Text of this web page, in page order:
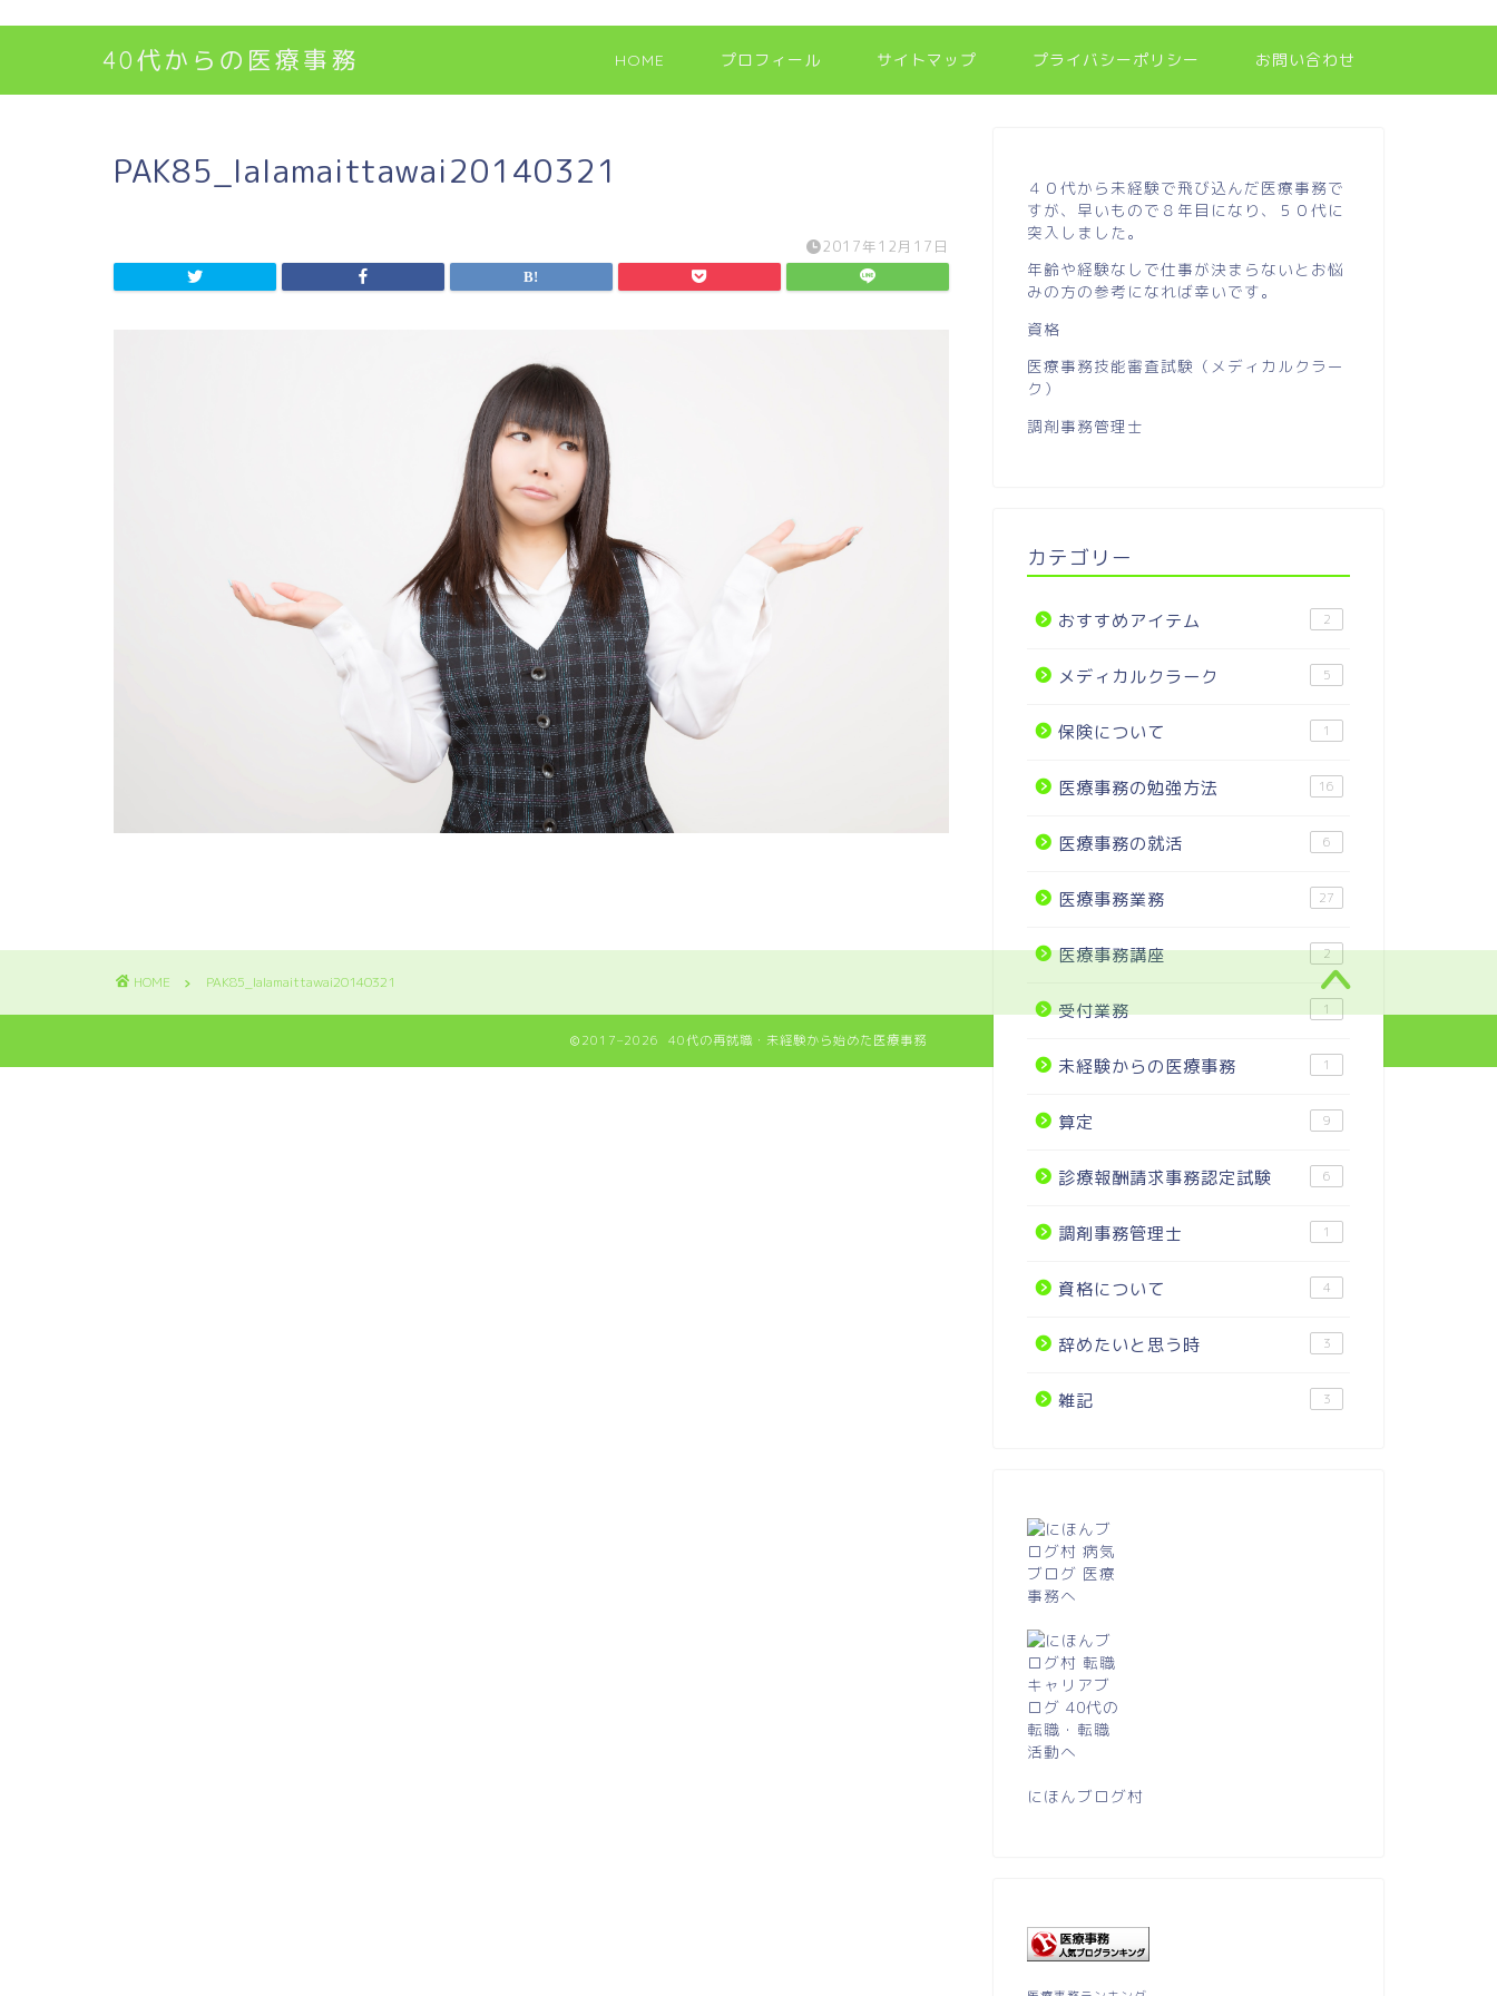
40代からの医療事務 HOME プロフィール サイトマップ プライバシーポリシー お問い合わせ
PAK85_lalamaittawai20140321
2017年12月17日
４０代から未経験で飛び込んだ医療事務で
すが、早いもので８年目になり、５０代に
突入しました。
年齢や経験なしで仕事が決まらないとお悩
みの方の参考になれば幸いです。
資格
医療事務技能審査試験（メディカルクラー
ク）
調剤事務管理士
カテゴリー
おすすめアイテム 2
メディカルクラーク 5
保険について 1
医療事務の勉強方法 16
医療事務の就活 6
医療事務業務 27
医療事務講座 2
受付業務 1
未経験からの医療事務 1
算定 9
診療報酬請求事務認定試験 6
調剤事務管理士 1
資格について 4
辞めたいと思う時 3
雑記 3
にほんブログ村
HOME PAK85_lalamaittawai20140321
2017–2026 40代の再就職・未経験から始めた医療事務